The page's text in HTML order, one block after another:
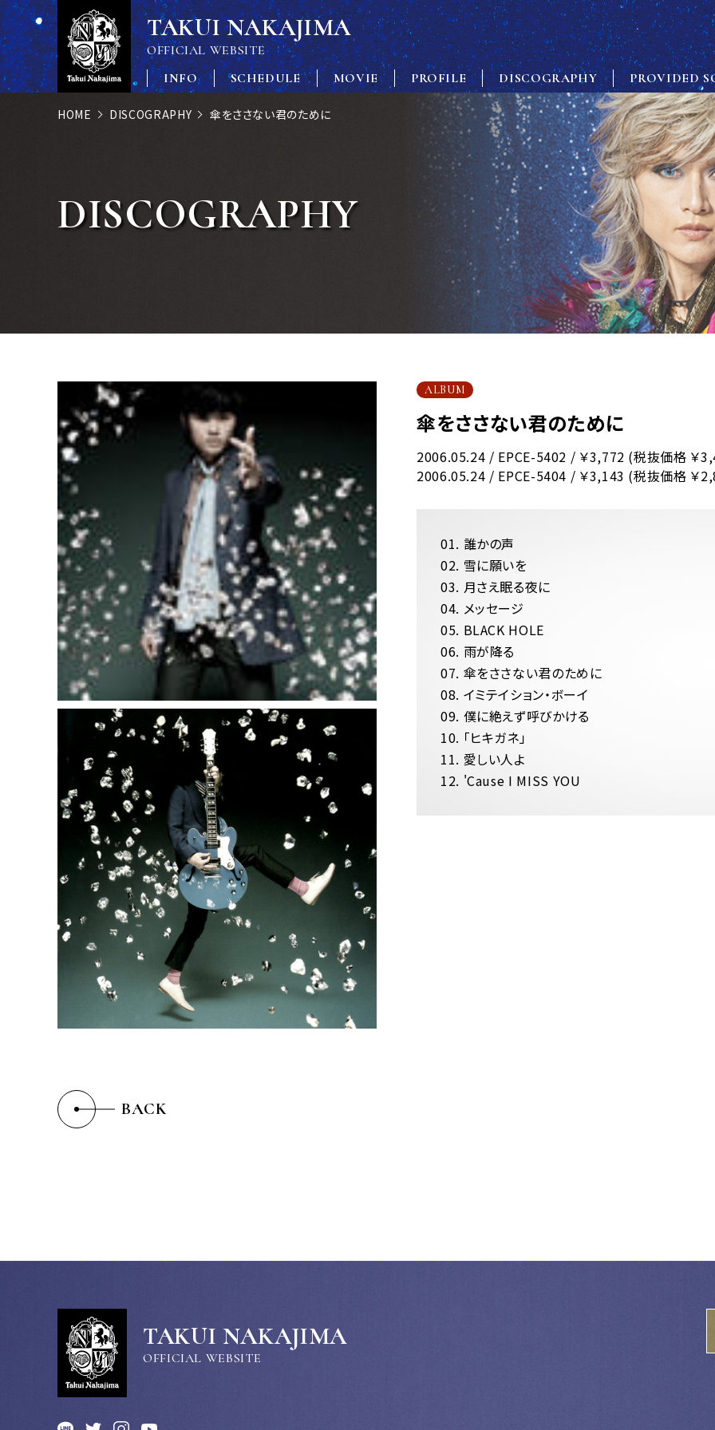
TAKUI NAKAJIMA
OFFICIAL WEBSITE
INFO
SCHEDULE MOVIE PROFILE DISCOGRAPHY PROVIDED
HOME DISCOGRAPHY 傘をささない君のために
DISCOGRAPHY
ALBUM
傘をささない君のために
2006.05.24 / EPCE-5402 / ￥3,772 (税抜価格 ￥
2006.05.24 / EPCE-5404 / ￥3,143 (税抜価格 ￥
01. 誰かの声
02. 雪に願いを
03. 月さえ眠る夜に
04. メッセージ
05. BLACK HOLE
06. 雨が降る
07. 傘をささない君のために
08. イミテイション・ボーイ
09. 僕に絶えず呼びかける
10. 「ヒキガネ」
11. 愛しい人よ
12. 'Cause I MISS YOU
BACK
TAKUI NAKAJIMA
OFFICIAL WEBSITE